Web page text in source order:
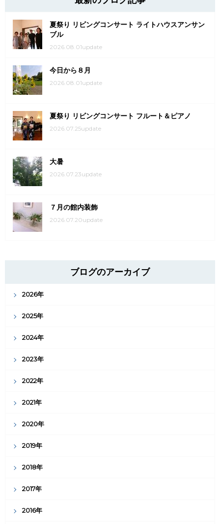
夏祭り リビングコンサート ライトハウスアンサン
ブル
2026.08.01update
今日から８月
2026.08.01update
夏祭り リビングコンサート フルート＆ピアノ
2026.07.25update
大暑
2026.07.23update
７月の館内装飾
2026.07.20update
ブログのアーカイブ
2026年
2025年
2024年
2023年
2022年
2021年
2020年
2019年
2018年
2017年
2016年